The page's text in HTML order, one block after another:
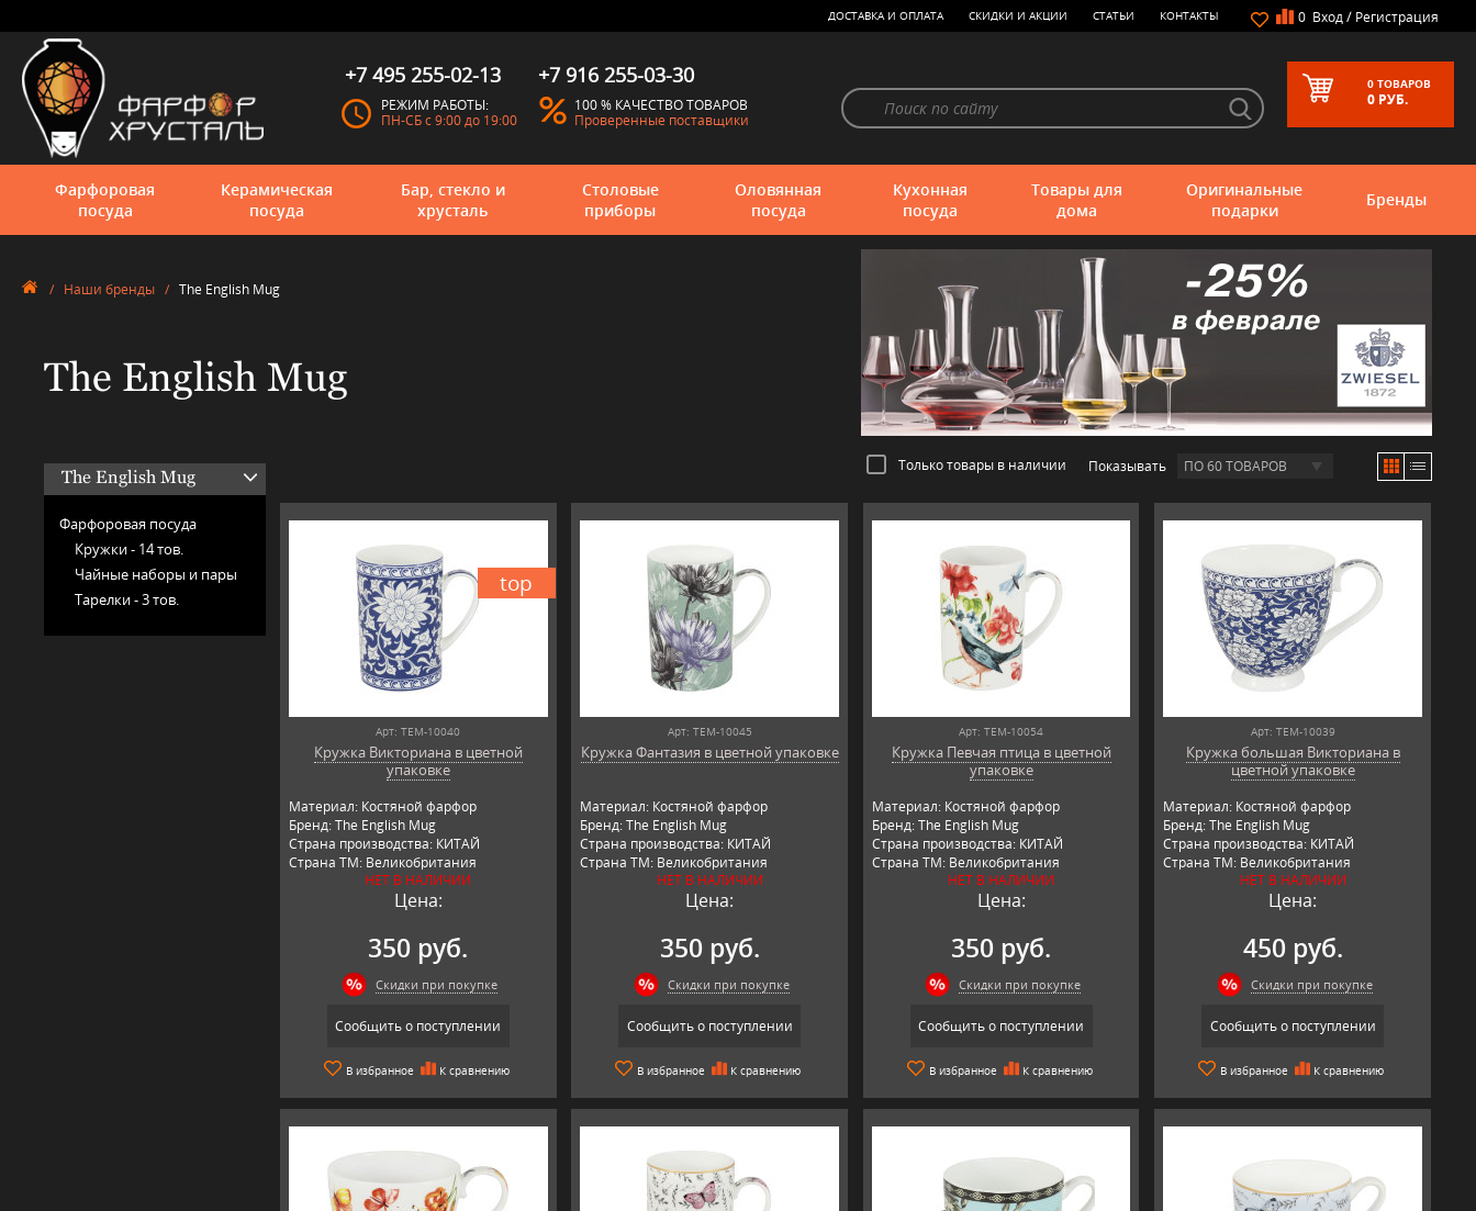
0 Вход/ Регистрация
ДОСТАВКА И ОПЛАТА СКИДКИ И АКЦИИ СТАТЬИ КОНТАКТЫ
+7 495 255-02-13
РЕЖИМ РАБОТЫ:
ПН-СБ с 9:00 до 19:00
+7 916 255-03-30
100 % КАЧЕСТВО ТОВАРОВ
Проверенные поставщики
0 ТОВАРОВ
0 РУБ.
Фарфоровая
посуда
Керамическая
посуда
Бар, стекло и
хрусталь
Столовые
приборы
Оловянная
посуда
Кухонная
посуда
Товары для
дома
Оригинальные
подарки
Бренды
/ Наши бренды / The English Mug
The English Mug
The English Mug
Фарфоровая посуда
Кружки - 14 тов.
Чайные наборы и пары
Тарелки -3 тов.
Только товары в наличии Показывать ПО 60 ТОВАРОВ
top
Арт: TEM-10040
Кружка Викториана в цветной
упаковке
Материал: Костяной фарфор
Бренд: The English Mug
Страна производства: КИТАЙ
Страна ТМ: Великобритания
НЕТ В НАЛИЧИИ
Цена:
350 руб.
Скидки при покупке
Сообщить о поступлении
В избранное К сравнению
Арт: TEM-10045
Кружка Фантазия в цветной упаковке
Материал: Костяной фарфор
Бренд: The English Mug
Страна производства: КИТАЙ
Страна ТМ: Великобритания
НЕТ В НАЛИЧИИ
Цена:
350 руб.
Скидки при покупке
Сообщить о поступлении
В избранное К сравнению
Арт: TEM-10054
Кружка Певчая птица в цветной
упаковке
Материал: Костяной фарфор
Бренд: The English Mug
Страна производства: КИТАЙ
Страна ТМ: Великобритания
НЕТ В НАЛИЧИИ
Цена:
350 руб.
Скидки при покупке
Сообщить о поступлении
В избранное К сравнению
Арт: TEM-10039
Кружка большая Викториана в
цветной упаковке
Материал: Костяной фарфор
Бренд: The English Mug
Страна производства: КИТАЙ
Страна ТМ: Великобритания
НЕТ В НАЛИЧИИ
Цена:
450 руб.
Скидки при покупке
Сообщить о поступлении
В избранное К сравнению